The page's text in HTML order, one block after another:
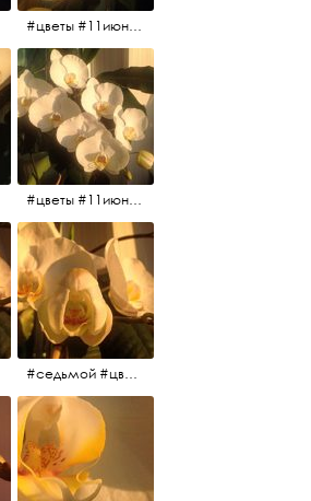
#цветы #11июня2017 #5утра #белыеночи
#цветы #11июня2017
#седьмой #цветы #жизньналоджии